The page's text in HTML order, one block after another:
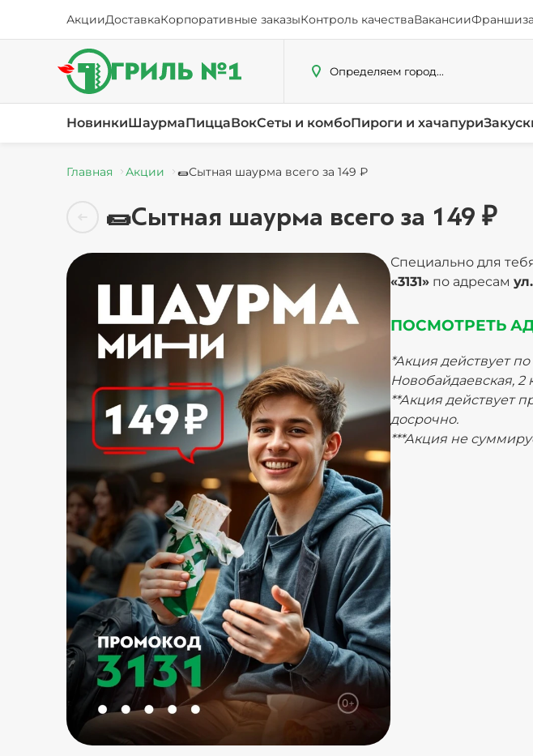
АкцииДоставкаКорпоративные заказыКонтроль качестваВакансииФраншиза
Определяем город...
НовинкиШаурмаПиццаВокСеты и комбоПироги и хачапури
Главная Акции 🌯Сытная шаурма всего за 149 ₽
🌯Сытная шаурма всего за 149 ₽
Специально для
«3131» по адресам
ПОСМОТРЕТЬ
*Акция действует
Новобайдаевская, 2
**Акция действует
досрочно.
***Акция не